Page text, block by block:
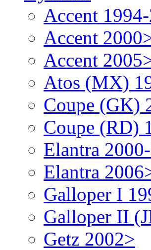
Accent
Accent
Accent
Atos (MX)
Coupe (GK)
Coupe (RD)
Elantra
Elantra
Galloper I
Galloper II
Getz 2002>